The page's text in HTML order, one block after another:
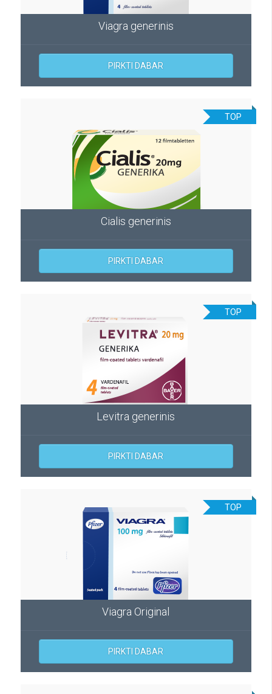
Viagra generinis
PIRKTI DABAR
TOP
Cialis generinis
PIRKTI DABAR
TOP
Levitra generinis
PIRKTI DABAR
TOP
Viagra Original
PIRKTI DABAR